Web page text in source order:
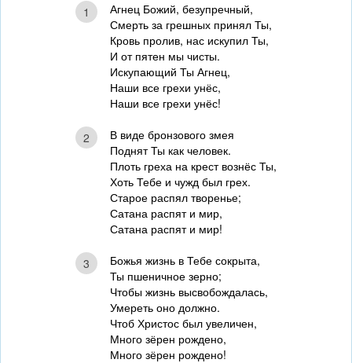
1
Агнец Божий, безупречный,
Смерть за грешных принял Ты,
Кровь пролив, нас искупил Ты,
И от пятен мы чисты.
Искупающий Ты Агнец,
Наши все грехи унёс,
Наши все грехи унёс!
2
В виде бронзового змея
Поднят Ты как человек.
Плоть греха на крест вознёс Ты,
Хоть Тебе и чужд был грех.
Старое распял творенье;
Сатана распят и мир,
Сатана распят и мир!
3
Божья жизнь в Тебе сокрыта,
Ты пшеничное зерно;
Чтобы жизнь высвобождалась,
Умереть оно должно.
Чтоб Христос был увеличен,
Много зёрен рождено,
Много зёрен рождено!